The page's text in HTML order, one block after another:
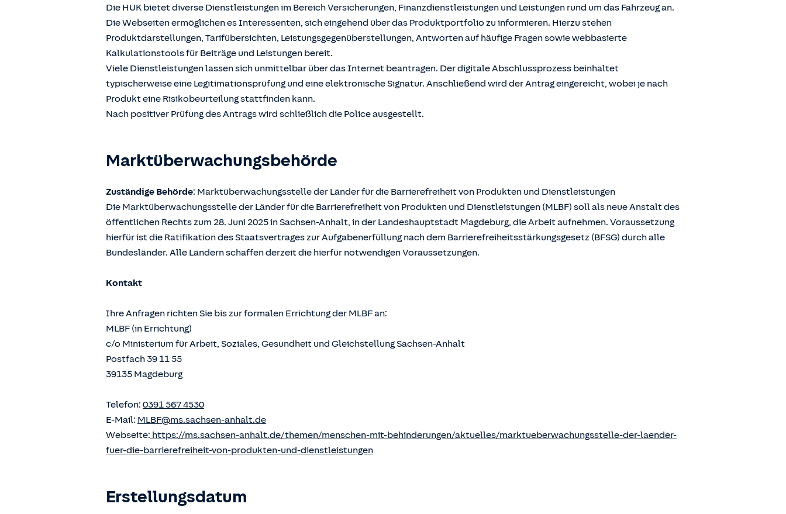
Die HUK bietet diverse Dienstleistungen im Bereich Versicherungen, Finanzdienstleistungen und Leistungen rund um das Fahrzeug an.
Die Webseiten ermöglichen es Interessenten, sich eingehend über das Produktportfolio zu informieren. Hierzu stehen
Produktdarstellungen, Tarifübersichten, Leistungsgegenüberstellungen, Antworten auf häufige Fragen sowie webbasierte
Kalkulationstools für Beiträge und Leistungen bereit.
Viele Dienstleistungen lassen sich unmittelbar über das Internet beantragen. Der digitale Abschlussprozess beinhaltet
typischerweise eine Legitimationsprüfung und eine elektronische Signatur. Anschließend wird der Antrag eingereicht, wobei je nach
Produkt eine Risikobeurteilung stattfinden kann.
Nach positiver Prüfung des Antrags wird schließlich die Police ausgestellt.
Marktüberwachungsbehörde
Zuständige Behörde: Marktüberwachungsstelle der Länder für die Barrierefreiheit von Produkten und Dienstleistungen
Die Marktüberwachungsstelle der Länder für die Barrierefreiheit von Produkten und Dienstleistungen (MLBF) soll als neue Anstalt des
öffentlichen Rechts zum 28. Juni 2025 in Sachsen-Anhalt, in der Landeshauptstadt Magdeburg, die Arbeit aufnehmen. Voraussetzung
hierfür ist die Ratifikation des Staatsvertrages zur Aufgabenerfüllung nach dem Barrierefreiheitsstärkungsgesetz (BFSG) durch alle
Bundesländer. Alle Ländern schaffen derzeit die hierfür notwendigen Voraussetzungen.
Kontakt
Ihre Anfragen richten Sie bis zur formalen Errichtung der MLBF an:
MLBF (in Errichtung)
c/o Ministerium für Arbeit, Soziales, Gesundheit und Gleichstellung Sachsen-Anhalt
Postfach 39 11 55
39135 Magdeburg
Telefon: 0391 567 4530
E-Mail: MLBF@ms.sachsen-anhalt.de
Webseite: https://ms.sachsen-anhalt.de/themen/menschen-mit-behinderungen/aktuelles/marktueberwachungsstelle-der-laender-
fuer-die-barrierefreiheit-von-produkten-und-dienstleistungen
Erstellungsdatum